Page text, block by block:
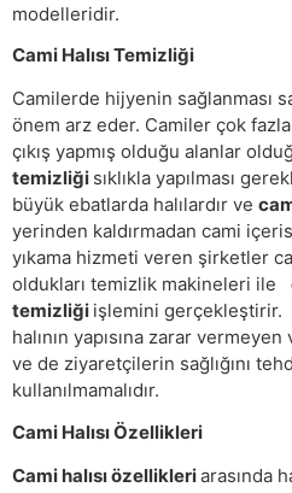
modelleridir.
Cami Halısı Temizliği
Camilerde hijyenin sağlanması
önem arz eder. Camiler çok
çıkış yapmış olduğu alanlar
temizliği sıklıkla yapılması
büyük ebatlarda halılardır ve
yerinden kaldırmadan cami
yıkama hizmeti veren şirketler
oldukları temizlik makineleri ile
temizliği işlemini gerçekleştirir.
halının yapısına zarar
ve de ziyaretçilerin sağlığını
kullanılmamalıdır.
Cami Halısı Özellikleri
Cami halısı özellikleriarasında